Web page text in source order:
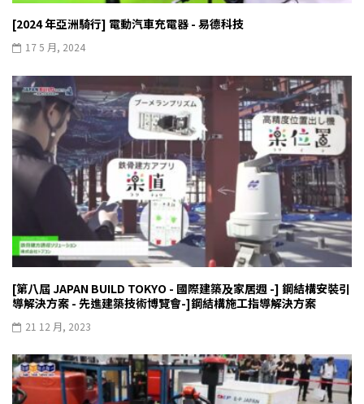
[2024 年亞洲騎行] 電動汽車充電器 - 易德科技
17 5 月, 2024
[第八屆 JAPAN BUILD TOKYO - 國際建築及家居週 -] 鋼結構安裝引
導解決方案 - 先進建築技術博覽會-]鋼結構施工指導解決方案
21 12 月, 2023